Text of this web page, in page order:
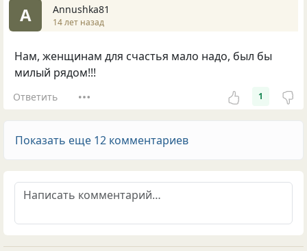
A Annushka81
14 лет назад
Нам, женщинам для счастья мало надо, был бы
милый рядом!!!
Ответить 1
Показать еще 12 комментариев